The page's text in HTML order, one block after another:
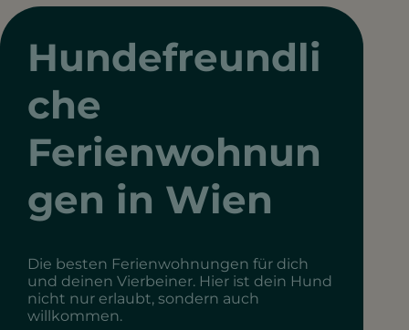
Hundefreundli
che
Ferienwohnun
gen in Wien
Die besten Ferienwohnungen für dich
und deinen Vierbeiner. Hier ist dein Hund
nicht nur erlaubt, sondern auch
willkommen.